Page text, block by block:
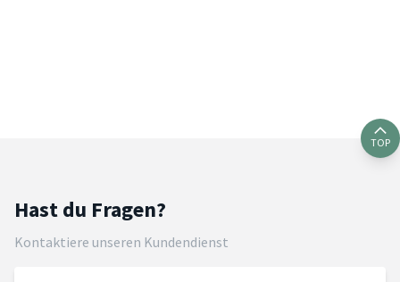
TOP
Hast du Fragen?
Kontaktiere unseren Kundendienst